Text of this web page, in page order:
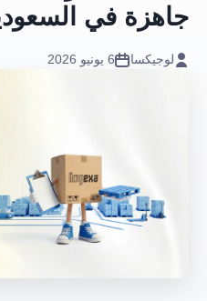
جاهزة في
لوجيكسا 6 يونيو 2026